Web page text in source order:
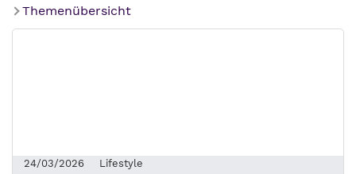
Themenübersicht
24/03/2026 Lifestyle